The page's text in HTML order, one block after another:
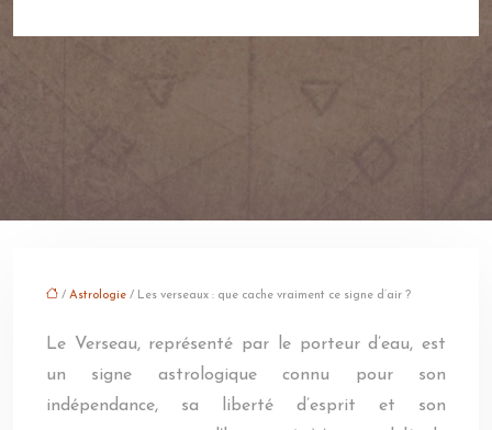
/ Astrologie / Les verseaux : que cache vraiment ce signe d’air ?
Le Verseau, représenté par le porteur d’eau, est
un signe astrologique connu pour son
indépendance, sa liberté d’esprit et son